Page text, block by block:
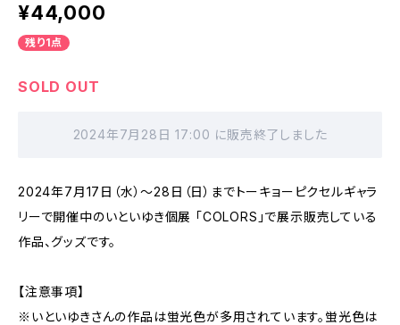
¥44,000
残り1点
SOLD OUT
2024年7月28日 17:00 に販売終了しました
2024年7月17日（水）～28日（日）までトーキョーピクセルギャラ
リーで開催中のいといゆき個展 「COLORS」で展示販売している
作品、グッズです。
【注意事項】
※いといゆきさんの作品は蛍光色が多用されています。蛍光色は